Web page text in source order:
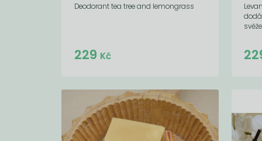
Deodorant tea tree and lemongrass
Do košíku:
229 Kč